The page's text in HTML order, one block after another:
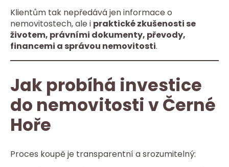
Klientům tak nepředává jen informace o
nemovitostech, ale i praktické zkušenosti se
životem, právními dokumenty, převody,
financemi a správou nemovitosti.
Jak probíhá investice
do nemovitosti v Černé
Hoře
Proces koupě je transparentní a srozumitelný: